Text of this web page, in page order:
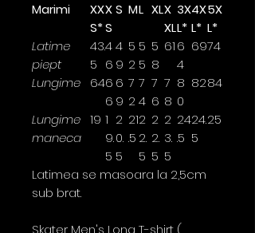
Marimi
XX
S*
X
S
S ML XLX
XL
3X
L*
4X
L*
5X
L*
Latime
piept
43.
5
4
6
4
9
5
2
5
5
5
8
616
4
6974
Lungime 646
6
6
9
7
2
7
4
7
6
7
8
8
0
8284
Lungime
maneca
19 1
9.
5
2
0.
5
21
.5
2
2.
5
2
2.
5
2
3.
5
24
.5
24.
5
25
Latimea se masoara la 2,5cm
sub brat.
Skater Men's Long T-shirt (